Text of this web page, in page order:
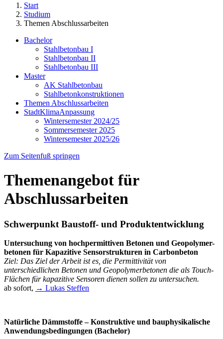
Start
Studium
Themen Abschlussarbeiten
Bachelor
Stahlbetonbau I
Stahlbetonbau II
Stahlbetonbau III
Master
AK Stahlbetonbau
Stahlbetonkonstruktionen
Themen Abschlussarbeiten
StadtKlimaAnpassung
Wintersemester 2024/25
Sommersemester 2025
Wintersemester 2025/26
Zum Seitenfuß springen
Themenangebot für
Abschlussarbeiten
Schwerpunkt Baustoff- und Produktentwicklung
Untersuchung von hochpermittiven Betonen und Geopolymer-
betonen für Kapazitive Sensorstrukturen in Carbonbeton
Ziel: Das Ziel der Arbeit ist es, die Permittivität von
unterschiedlichen Betonen und Geopolymerbetonen die als Touch-
Flächen für kapazitive Sensoren dienen sollen zu untersuchen.
ab sofort, → Lukas Steffen
Natürliche Dämmstoffe – Konstruktive und bauphysikalische
Anwendungsbedingungen (Bachelor)